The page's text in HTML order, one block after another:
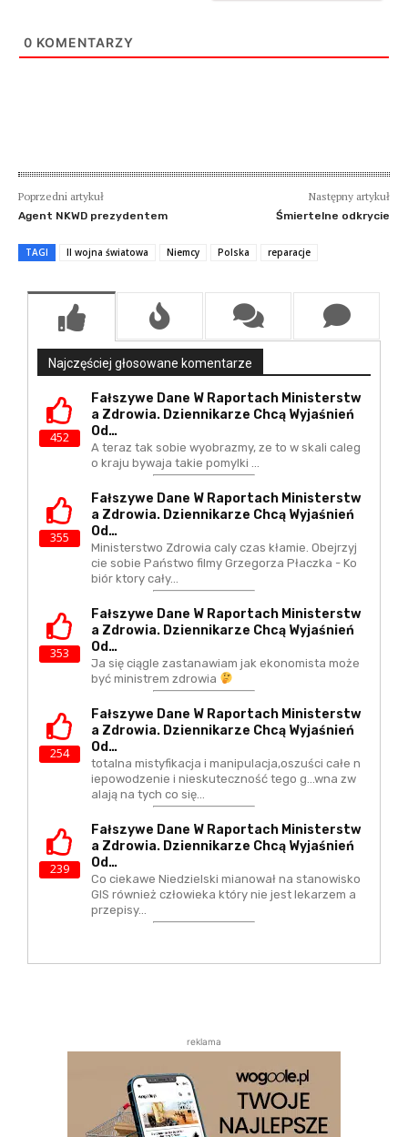
0 KOMENTARZY
Poprzedni artykuł
Agent NKWD prezydentem
Następny artykuł
Śmiertelne odkrycie
TAGI II wojna światowa Niemcy Polska reparacje
Najczęściej głosowane komentarze
452
Fałszywe Dane W Raportach Ministerstw
A Zdrowia. Dziennikarze Chcą Wyjaśnień
Od…
A teraz tak sobie wyobrazmy, ze to w skali caleg
o kraju bywaja takie pomylki ...
355
Fałszywe Dane W Raportach Ministerstw
A Zdrowia. Dziennikarze Chcą Wyjaśnień
Od…
Ministerstwo Zdrowia caly czas kłamie. Obejrzyj
cie sobie Państwo filmy Grzegorza Płaczka - Ko
biór ktory cały…
353
Fałszywe Dane W Raportach Ministerstw
A Zdrowia. Dziennikarze Chcą Wyjaśnień
Od…
Ja się ciągle zastanawiam jak ekonomista może
być ministrem zdrowia
254
Fałszywe Dane W Raportach Ministerstw
A Zdrowia. Dziennikarze Chcą Wyjaśnień
Od…
totalna mistyfikacja i manipulacja,oszuści całe n
iepowodzenie i nieskuteczność tego g...wna zw
alają na tych co się…
239
Fałszywe Dane W Raportach Ministerstw
A Zdrowia. Dziennikarze Chcą Wyjaśnień
Od…
Co ciekawe Niedzielski mianował na stanowisko
GIS również człowieka który nie jest lekarzem a
przepisy…
reklama